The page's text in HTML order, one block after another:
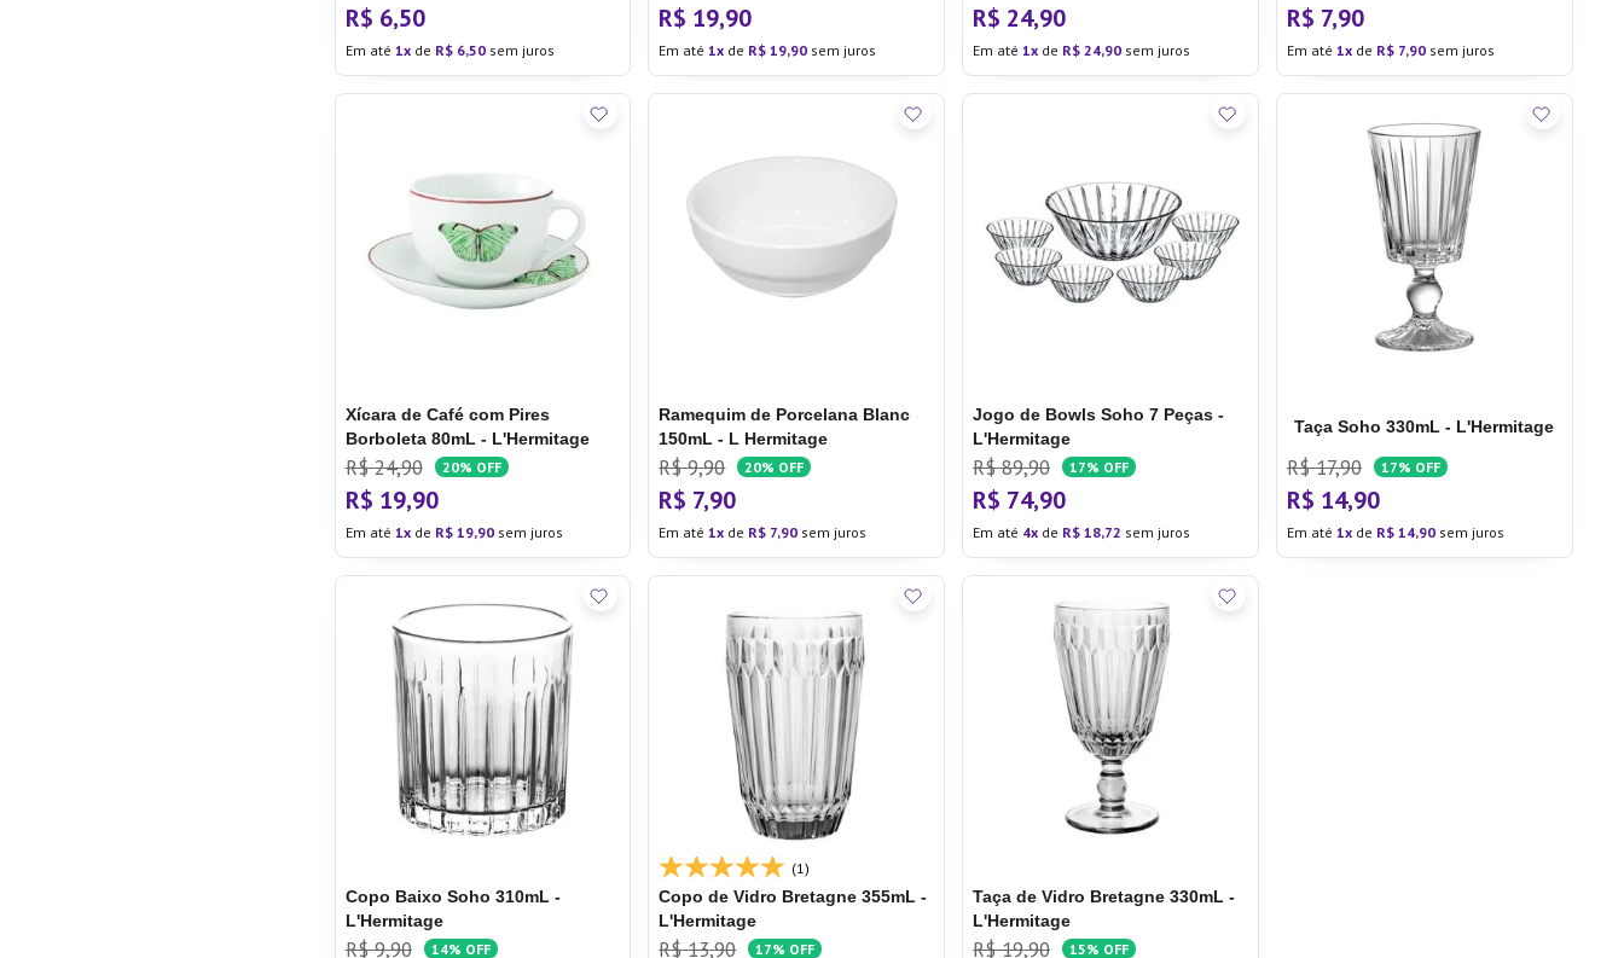
R$ 6,50
Em até 1 de R$ 6,50sem juros
R$ 19,90
Em até1 de R$ 19,90 sem juros
R$ 24,90
Em até1 de R$ 24,90 sem juros
R$ 7,90
Em até 1 de R$ 7,90sem juros
Xícara de Café com Pires
Borboleta 80mL - L'Hermitage
R$ 24,90 20% OFF
R$ 19,90
Em até 1 de R$ 19,90sem juros
Ramequim de Porcelana Blanc
150mL - L Hermitage
R$ 9,90 20% OFF
R$ 7,90
Em até1 de R$ 7,90 sem juros
Jogo de Bowls Soho 7 Peças -
L'Hermitage
R$ 89,90 17% OFF
R$ 74,90
Em até 4 de R$ 18,72 sem juros
Taça Soho 330mL - L'Hermitage
R$ 17,90 17% OFF
R$ 14,90
Em até 1 de R$ 14,90sem juros
Copo Baixo Soho 310mL -
L'Hermitage
R$ 9,90 14% OFF
(1)
Copo de Vidro Bretagne 355mL -
L'Hermitage
R$ 13,90 17% OFF
Taça de Vidro Bretagne 330mL -
L'Hermitage
R$ 19,90 15% OFF